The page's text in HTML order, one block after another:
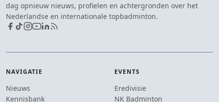
dag opnieuw nieuws, profielen en achtergronden over het
Nederlandse en internationale topbadminton.
NAVIGATIE
Nieuws
Kennisbank
EVENTS
Eredivisie
NK Badminton